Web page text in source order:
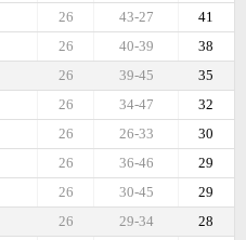
41
43-27
26
38
40-39
26
35
39-45
26
32
34-47
26
30
26-33
26
29
36-46
26
29
30-45
26
28
29-34
26